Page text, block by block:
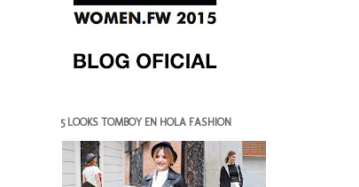
5 LOOKS TOMBOY EN HOLA FASHION